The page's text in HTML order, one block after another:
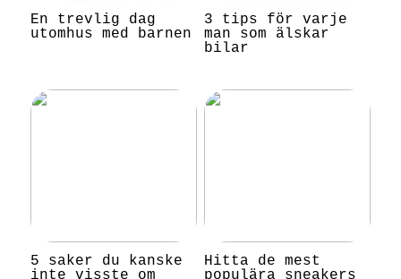
En trevlig dag
utomhus med barnen
3 tips för varje
man som älskar
bilar
5 saker du kanske
inte visste om
Hitta de mest
populära sneakers